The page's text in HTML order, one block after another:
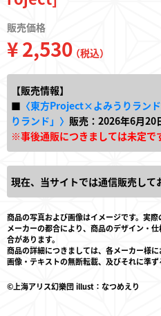
販売価格
¥ 2,530（税込）
【販売情報】
■ 〈東方Project×よみうりラン
りランド」〉 販売：2026年6月20
※事後通販につきましては未定で
現在、当サイトでは通信販売して
商品の写真および画像はイメージです。実際
メーカーの都合により、商品のデザイン・
合があります。
商品の詳細につきましては、各メーカー様に
画像・テキストの無断転載、及びそれに準ず
©上海アリス幻樂団 illust：なつめえり